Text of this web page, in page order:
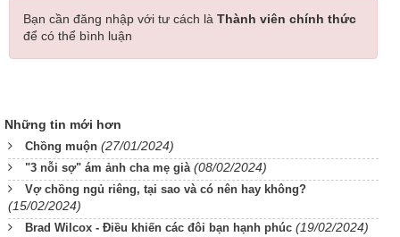
Bạn cần đăng nhập với tư cách là Thành viên chính thức
để có thể bình luận
Những tin mới hơn
Chồng muộn (27/01/2024)
"3 nỗi sợ" ám ảnh cha mẹ già (08/02/2024)
Vợ chồng ngủ riêng, tại sao và có nên hay không?
(15/02/2024)
Brad Wilcox - Điều khiến các đôi bạn hạnh phúc (19/02/2024)